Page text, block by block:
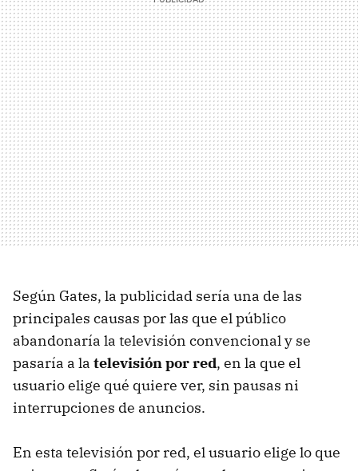
Según Gates, la publicidad sería una de las
principales causas por las que el público
abandonaría la televisión convencional y se
pasaría a la televisión por red, en la que el
usuario elige qué quiere ver, sin pausas ni
interrupciones de anuncios.
En esta televisión por red, el usuario elige lo que